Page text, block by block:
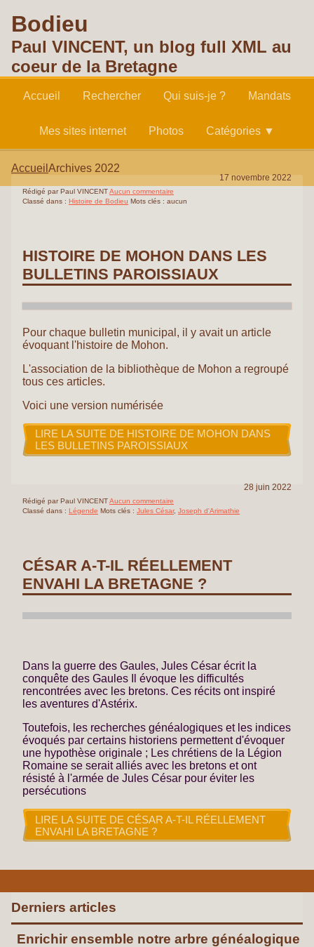
Bodieu
Paul VINCENT, un blog full XML au
coeur de la Bretagne
Accueil Rechercher Qui suis-je ? Mandats
Mes sites internet Photos Catégories ▼
Accueil Archives 2022
HISTOIRE DE MOHON DANS LES
BULLETINS PAROISSIAUX
Pour chaque bulletin municipal, il y avait un article
évoquant l'histoire de Mohon.
L'association de la bibliothèque de Mohon a regroupé
tous ces articles.
Voici une version numérisée
LIRE LA SUITE DE HISTOIRE DE MOHON DANS
LES BULLETINS PAROISSIAUX
17 novembre 2022
Rédigé par Paul VINCENTAucun commentaire
Classé dans : Histoire de Bodieu Mots clés : aucun
CÉSAR A-T-IL RÉELLEMENT
ENVAHI LA BRETAGNE ?
Dans la guerre des Gaules, Jules César écrit la
conquête des Gaules Il évoque les difficultés
rencontrées avec les bretons. Ces récits ont inspiré
les aventures d'Astérix.
Toutefois, les recherches généalogiques et les indices
évoqués par certains historiens permettent d'évoquer
une hypothèse originale ; Les chrétiens de la Légion
Romaine se serait alliés avec les bretons et ont
résisté à l'armée de Jules César pour éviter les
persécutions
LIRE LA SUITE DE CÉSAR A-T-IL RÉELLEMENT
ENVAHI LA BRETAGNE ?
28 juin 2022
Rédigé par Paul VINCENTAucun commentaire
Classé dans : Légende Mots clés : Jules César, Joseph d'Arimathie
Derniers articles
Enrichir ensemble notre arbre généalogique